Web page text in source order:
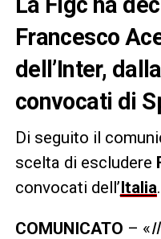
Francesco
dell’Inter,
convocati di
Di seguito il
scelta di escludere
convocati dell’Italia.
COMUNICATO – «